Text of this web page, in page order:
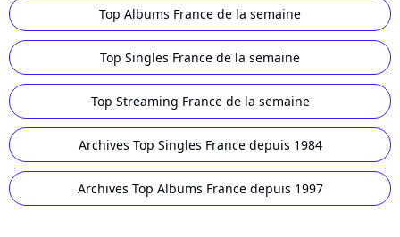
Top Albums France de la semaine
Top Singles France de la semaine
Top Streaming France de la semaine
Archives Top Singles France depuis 1984
Archives Top Albums France depuis 1997